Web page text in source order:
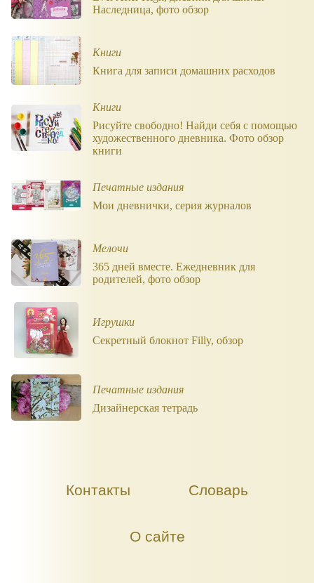
Наследница, фото обзор
Книги
Книга для записи домашних расходов
Книги
Рисуйте свободно! Найди себя с помощью
художественного дневника. Фото обзор
книги
Печатные издания
Мои дневнички, серия журналов
Мелочи
365 дней вместе. Ежедневник для
родителей, фото обзор
Игрушки
Секретный блокнот Filly, обзор
Печатные издания
Дизайнерская тетрадь
Контакты Словарь
О сайте